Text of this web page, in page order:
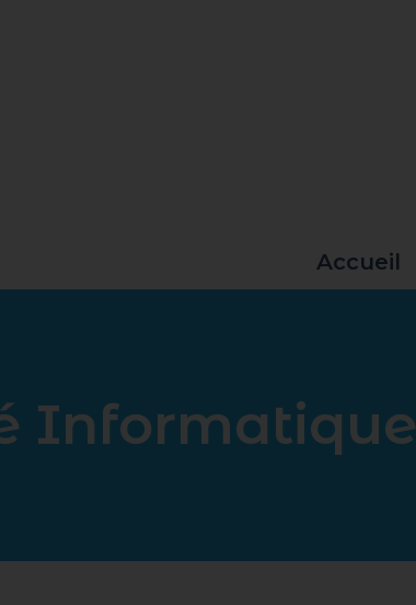
Accueil
Informatique